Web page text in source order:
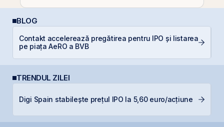
BLOG
Contakt accelerează pregătirea pentru IPO și listarea
pe piața AeRO a BVB
TRENDUL ZILEI
Digi Spain stabilește prețul IPO la 5,60 euro/acțiune